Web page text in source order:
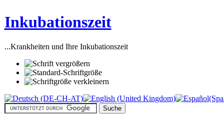
Inkubationszeit
...Krankheiten und Ihre Inkubationszeit